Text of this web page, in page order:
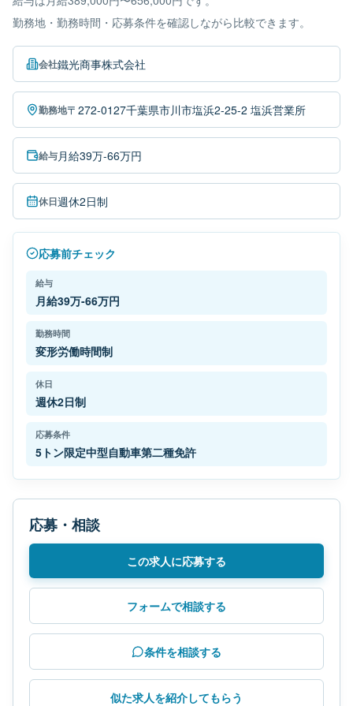
勤務地・勤務時間・応募条件を確認しながら比較できます。
会社鐵光商事株式会社
勤務地〒272-0127千葉県市川市塩浜2-25-2 塩浜営業所
給与月給39万-66万円
休日週休2日制
応募前チェック
給与
月給39万-66万円
勤務時間
変形労働時間制
休日
週休2日制
応募条件
5トン限定中型自動車第二種免許
応募・相談
この求人に応募する
フォームで相談する
条件を相談する
似た求人を紹介してもらう